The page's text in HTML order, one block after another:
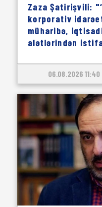
Zaza Şatirişvili:
korporativ
müharibə,
alətlərindən
06.08.2026 11:40